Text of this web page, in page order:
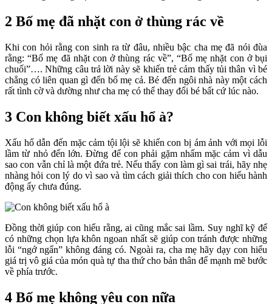
2 Bố mẹ đã nhặt con ở thùng rác về
Khi con hỏi rằng con sinh ra từ đâu, nhiều bậc cha mẹ đã nói đùa
rằng: “Bố mẹ đã nhặt con ở thùng rác về”, “Bố mẹ nhặt con ở bụi
chuối”…. Những câu trả lời này sẽ khiến trẻ cảm thấy tủi thân vì bé
chẳng có liên quan gì đến bố mẹ cả. Bé đến ngôi nhà này một cách
rất tình cờ và dường như cha mẹ có thể thay đổi bé bất cứ lúc nào.
3 Con không biết xấu hổ à?
Xấu hổ dẫn đến mặc cảm tội lội sẽ khiến con bị ám ảnh với mọi lỗi
lầm từ nhỏ đến lớn. Đừng để con phải gặm nhấm mặc cảm vì dẫu
sao con vẫn chỉ là một đứa trẻ. Nếu thấy con làm gì sai trái, hãy nhẹ
nhàng hỏi con lý do vì sao và tìm cách giải thích cho con hiểu hành
động ấy chưa đúng.
Đồng thời giúp con hiểu rằng, ai cũng mắc sai lầm. Suy nghĩ kỹ để
có những chọn lựa khôn ngoan nhất sẽ giúp con tránh được những
lỗi “ngớ ngẩn” không đáng có. Ngoài ra, cha mẹ hãy dạy con hiểu
giá trị vô giá của món quà tự tha thứ cho bản thân để mạnh mẽ bước
về phía trước.
4 Bố mẹ không yêu con nữa